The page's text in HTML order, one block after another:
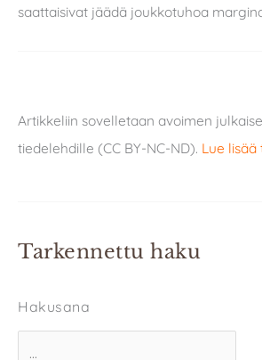
saattaisivat jäädä joukkotuhoa
Artikkeliin sovelletaan avoimen
tiedelehdille (CC BY-NC-ND). Lue lisää
Tarkennettu haku
Hakusana